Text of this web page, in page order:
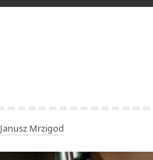
Janusz Mrzigod